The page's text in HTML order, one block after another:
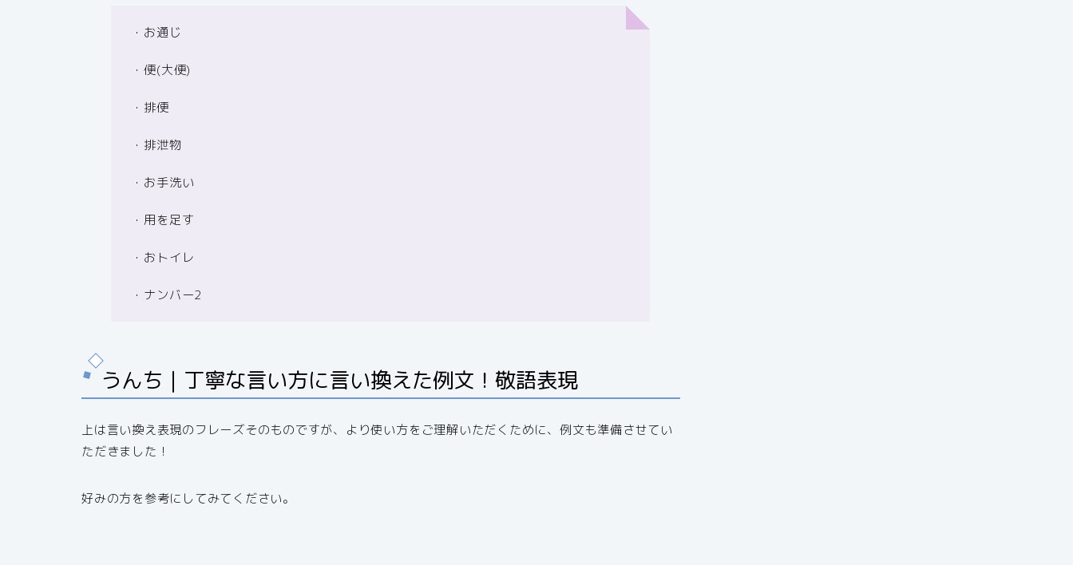
・お通じ
・便(大便)
・排便
・排泄物
・お手洗い
・用を足す
・おトイレ
・ナンバー2
うんち｜丁寧な言い方に言い換えた例文！敬語表現
上は言い換え表現のフレーズそのものですが、より使い方をご理解いただくために、例文も準備させてい
ただきました！
好みの方を参考にしてみてください。